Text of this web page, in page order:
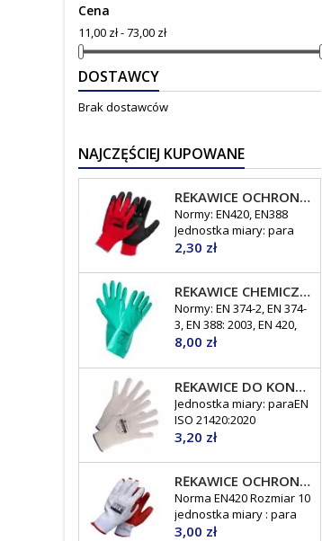
Cena
11,00 zł - 73,00 zł
DOSTAWCY
Brak dostawców
NAJCZĘŚCIEJ KUPOWANE
RĘKAWICE OCHRONNE POWLEKANE LATEKSEM X-LATOS
Normy: EN420, EN388
Jednostka miary: para
Cena
2,30 zł
RĘKAWICE CHEMICZNE SUMMITECH SUMIGREEN PRO. GT-F-07 C
Normy: EN 374-2, EN 374-
3, EN 388: 2003, EN 420,
EN 374 rozmiar 9-10
Cena
8,00 zł
RĘKAWICE DO KONTAKTU Z ŻYWNOŚCIĄ SWG-MELS
Jednostka miary: paraEN
ISO 21420:2020
Cena
3,20 zł
RĘKAWICE OCHRONNE POWLEKANE LATEKSEM X-BRUK BRUKARSKIE
Norma EN420 Rozmiar 10
jednostka miary : para
Cena
3,00 zł